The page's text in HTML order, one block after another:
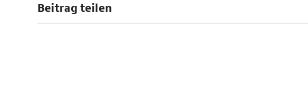
Beitrag teilen